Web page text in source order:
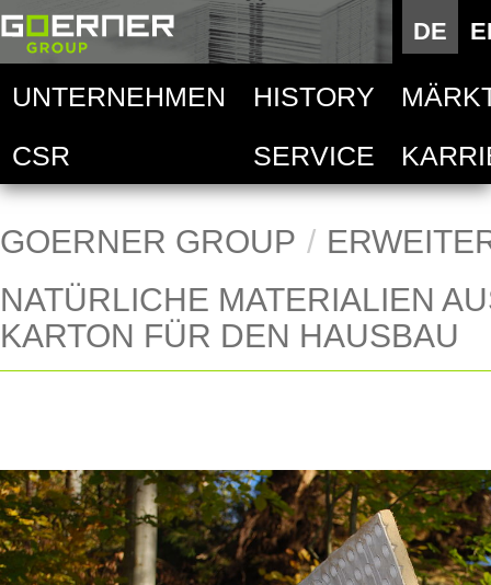
DE
UNTERNEHMEN HISTORY
CSR SERVICE
GOERNER GROUP
NATÜRLICHE MATERIALIEN
KARTON FÜR DEN HAUSBAU